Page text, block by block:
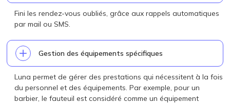
Fini les rendez-vous oubliés, grâce aux rappels automatiques
par mail ou SMS.
Gestion des équipements spécifiques
Luna permet de gérer des prestations qui nécessitent à la fois
du personnel et des équipements. Par exemple, pour un
barbier, le fauteuil est considéré comme un équipement